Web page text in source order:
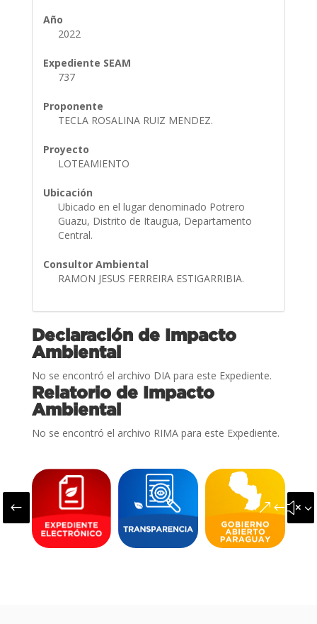
Año
2022
Expediente SEAM
737
Proponente
TECLA ROSALINA RUIZ MENDEZ.
Proyecto
LOTEAMIENTO
Ubicación
Ubicado en el lugar denominado Potrero
Guazu, Distrito de Itaugua, Departamento
Central.
Consultor Ambiental
RAMON JESUS FERREIRA ESTIGARRIBIA.
Declaración de Impacto
Ambiental
No se encontró el archivo DIA para este Expediente.
Relatorio de Impacto
Ambiental
No se encontró el archivo RIMA para este Expediente.
#